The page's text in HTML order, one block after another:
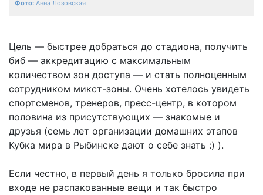
Анна Лозовская
Цель — быстрее добраться до стадиона, получить
биб — аккредитацию с максимальным
количеством зон доступа — и стать полноценным
сотрудником микст-зоны. Очень хотелось увидеть
спортсменов, тренеров, пресс-центр, в котором
половина из присутствующих — знакомые и
друзья (семь лет организации домашних этапов
Кубка мира в Рыбинске дают о себе знать :) ).
Если честно, в первый день я только бросила при
входе не распакованные вещи и так быстро